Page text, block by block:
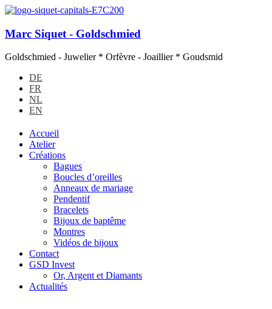
Marc Siquet - Goldschmied
Goldschmied - Juwelier * Orfèvre - Joaillier * Goudsmid
DE
FR
NL
EN
Accueil
Atelier
Créations
Bagues
Boucles d’oreilles
Anneaux de mariage
Pendentif
Bracelets
Bijoux de baptême
Montres
Vidéos de bijoux
Contact
GSD Invest
Or, Argent et Diamants
Actualités